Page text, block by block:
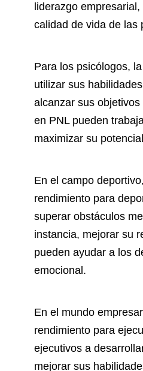
liderazgo
calidad de vida de las
Para los psicólogos,
utilizar sus
alcanzar sus
en PNL pueden
maximizar su
En el campo
rendimiento para
superar obstáculos
instancia, mejorar su
pueden ayudar a los
emocional.
En el mundo
rendimiento para
ejecutivos a
mejorar sus